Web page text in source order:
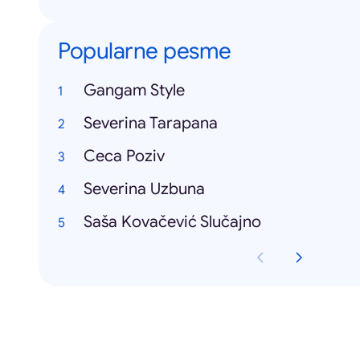
Popularne pesme
Gangam Style
Severina Tarapana
Ceca Poziv
Severina Uzbuna
Saša Kovačević Slučajno